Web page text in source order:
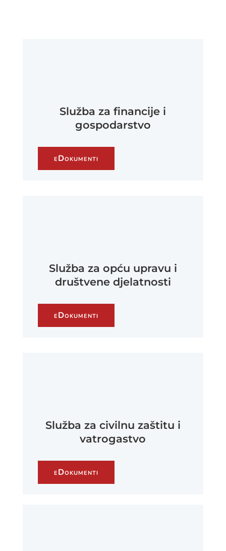
Služba za financije i
gospodarstvo
eDokumenti
Služba za opću upravu i
društvene djelatnosti
eDokumenti
Služba za civilnu zaštitu i
vatrogastvo
eDokumenti